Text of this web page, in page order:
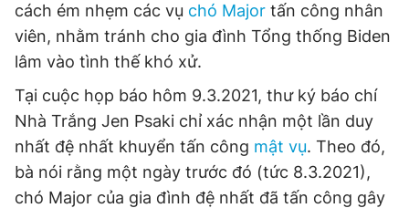
Tổng biên tập: Nguyễn Ngọc Toàn
Phó tổng biên tập thường trực: Hải Thành
Phó tổng biên tập: Lâm Hiếu Dũng
Phó tổng biên tập: Trần Việt Hưng
Tổng thư ký tòa soạn: Đức Trung
Giấy phép xuất bản số 110/GP - BTTTT cấp ngày 24.3.2020
© 2003-2026 Bản quyền thuộc về Báo Thanh Niên. Cấm sao
chép dưới mọi hình thức nếu không có sự chấp thuận bằng văn
bản. Phát triển bởi ePi Technologies, JSC.
cách ém nhẹm các vụ chó Major tấn công nhân
viên, nhằm tránh cho gia đình Tổng thống Biden
lâm vào tình thế khó xử.
Tại cuộc họp báo hôm 9.3.2021, thư ký báo chí
Nhà Trắng Jen Psaki chỉ xác nhận một lần duy
nhất đệ nhất khuyển tấn công mật vụ. Theo đó,
bà nói rằng một ngày trước đó (tức 8.3.2021),
chó Major của gia đình đệ nhất đã tấn công gây